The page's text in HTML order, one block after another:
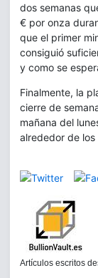
dos semanas
€ por onza
que el primer
consiguió
y como se
Finalmente, la
cierre de
mañana del
alrededor de
Artículos escritos